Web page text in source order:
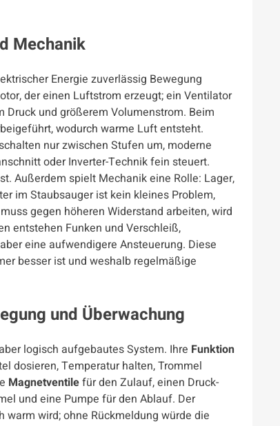
Mechanik
Energie zuverlässig Bewegung
der einen Luftstrom erzeugt; ein Ventilator
und größerem Volumenstrom. Beim
wodurch warme Luft entsteht.
nur zwischen Stufen um, moderne
oder Inverter-Technik fein steuert.
Außerdem spielt Mechanik eine Rolle: Lager,
im Staubsauger ist kein kleines Problem,
gegen höheren Widerstand arbeiten, wird
entstehen Funken und Verschleiß,
eine aufwendigere Ansteuerung. Diese
besser ist und weshalb regelmäßige
und Überwachung
logisch aufgebautes System. Ihre Funktion
dosieren, Temperatur halten, Trommel
Magnetventilefür den Zulauf, einen Druck-
und eine Pumpe für den Ablauf. Der
wird; ohne Rückmeldung würde die